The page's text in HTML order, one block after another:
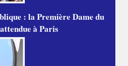
: la Première Dame du
à Paris